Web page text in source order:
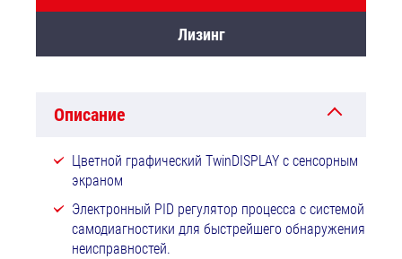
Лизинг
Описание
Цветной графический TwinDISPLAY с сенсорным
экраном
Электронный PID регулятор процесса с системой
самодиагностики для быстрейшего обнаружения
неисправностей.